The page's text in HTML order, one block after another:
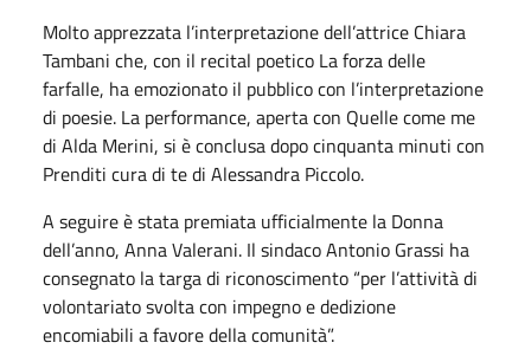
Molto apprezzata l’interpretazione dell’attrice Chiara
Tambani che, con il recital poetico La forza delle
farfalle, ha emozionato il pubblico con l’interpretazione
di poesie. La performance, aperta con Quelle come me
di Alda Merini, si è conclusa dopo cinquanta minuti con
Prenditi cura di te di Alessandra Piccolo.
A seguire è stata premiata ufficialmente la Donna
dell’anno, Anna Valerani. Il sindaco Antonio Grassi ha
consegnato la targa di riconoscimento “per l’attività di
volontariato svolta con impegno e dedizione
encomiabili a favore della comunità”.